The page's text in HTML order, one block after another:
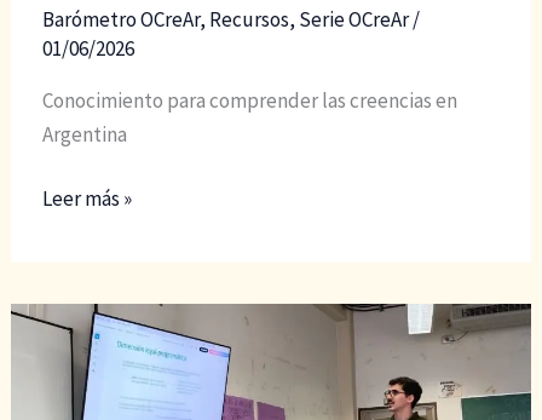
Barómetro OCreAr, Recursos, Serie OCreAr/
01/06/2026
Conocimiento para comprender las creencias en
Argentina
Serie
1:
Barómetro
Leer más »